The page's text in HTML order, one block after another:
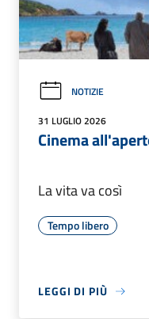
NOTIZIE
31 LUGLIO 2026
Cinema
La vita va così
Tempo libero
LEGGI DI PIÙ